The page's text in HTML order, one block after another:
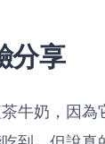
分享
牛奶，因為